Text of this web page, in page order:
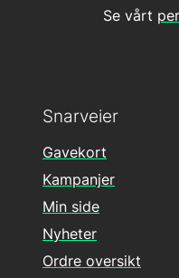
Se vårt
Snarveier
Gavekort
Kampanjer
Min side
Nyheter
Ordre oversikt